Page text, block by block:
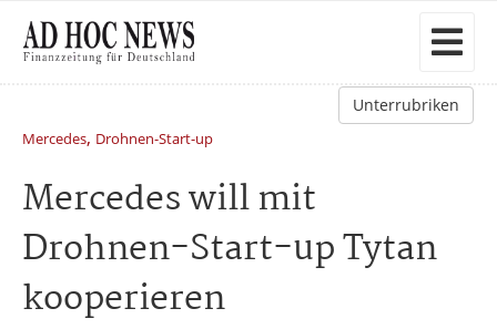
Unterrubriken
Mercedes, Drohnen-Start-up
Mercedes will mit
Drohnen-Start-up Tytan
kooperieren